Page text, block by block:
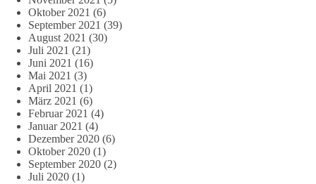
Oktober 2021 (6)
September 2021 (39)
August 2021 (30)
Juli 2021 (21)
Juni 2021 (16)
Mai 2021 (3)
April 2021 (1)
März 2021 (6)
Februar 2021 (4)
Januar 2021 (4)
Dezember 2020 (6)
Oktober 2020 (1)
September 2020 (2)
Juli 2020 (1)